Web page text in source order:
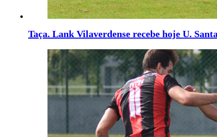
Taça. Lank Vilaverdense recebe hoje U.